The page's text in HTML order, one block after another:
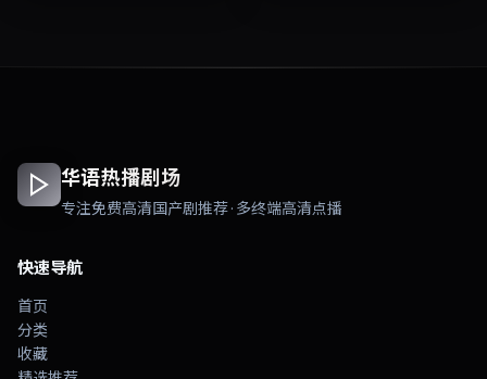
华语热播剧场
专注免费高清国产剧推荐 · 多终端高清点播
快速导航
首页
分类
收藏